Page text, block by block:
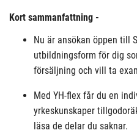
Kort sammanfattning -
Nu är ansökan öppen till
utbildningsform för dig
försäljning och vill ta
Med YH-flex får du en
yrkeskunskaper
läsa de delar du saknar.